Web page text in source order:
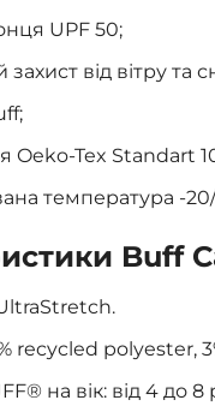
UPF 50;
від вітру та
Oeko-Tex Standart
температура -
Buff
recycled polyester,
на вік: від 4 до 8